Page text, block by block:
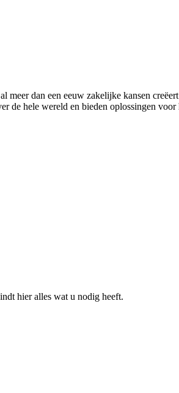
dan een eeuw zakelijke kansen
hele wereld en bieden oplossingen
hier alles wat u nodig heeft.